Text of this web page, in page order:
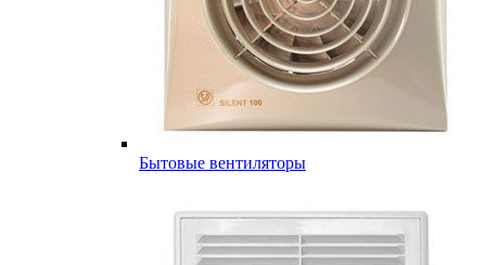
Бытовые вентиляторы